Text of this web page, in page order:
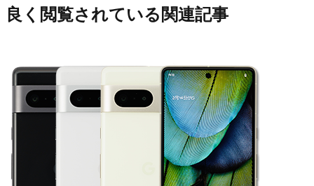
良く閲覧されている関連記事